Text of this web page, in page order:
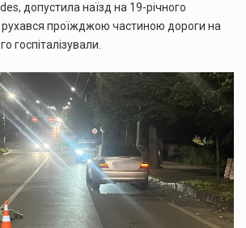
допустила наїзд на 19-річного
рухався проїжджою частиною дороги на
госпіталізували.